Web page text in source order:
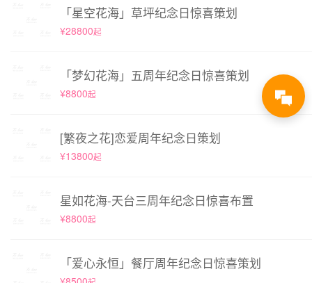
「星空花海」草坪纪念日惊喜策划
¥28800起
「梦幻花海」五周年纪念日惊喜策划
¥8800起
[繁夜之花]恋爱周年纪念日策划
¥13800起
星如花海-天台三周年纪念日惊喜布置
¥8800起
「爱心永恒」餐厅周年纪念日惊喜策划